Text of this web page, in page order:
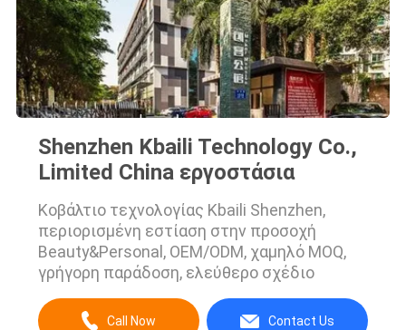
Shenzhen Kbaili Technology Co.,
Limited China εργοστάσια
Κοβάλτιο τεχνολογίας Kbaili Shenzhen,
περιορισμένη εστίαση στην προσοχή
Beauty&Personal, OEM/ODM, χαμηλό MOQ,
γρήγορη παράδοση, ελεύθερο σχέδιο
Call Now Contact Us